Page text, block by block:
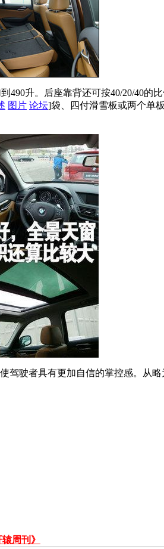
490升。后座靠背还可按40/20/40的
图片 论坛]袋、四付滑雪板或两个单
驶者具有更加自信的掌控感。从
周刊》